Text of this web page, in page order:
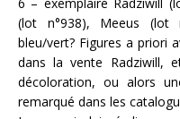
(lot n°938), Meeus (lot
bleu/vert? Figures a priori
dans la vente Radziwill,
décoloration, ou alors
remarqué dans les